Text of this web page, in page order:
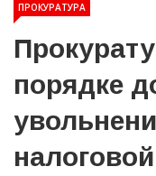
ПРОКУРАТУРА
порядке